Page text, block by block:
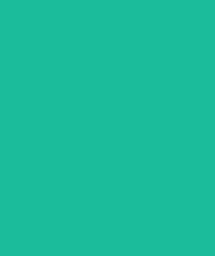
חוזקות